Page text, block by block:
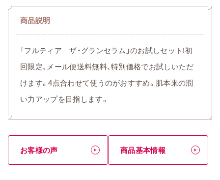
商品説明
「フルティア ザ・グランセラム」のお試しセット!初
回限定、メール便送料無料、特別価格でお試しいただ
けます。4点合わせて使うのがおすすめ。肌本来の潤
い力アップを目指します。
お客様の声 商品基本情報